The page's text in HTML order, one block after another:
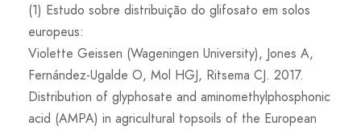
(1) Estudo sobre distribuição do glifosato em solos
europeus:
Violette Geissen (Wageningen University), Jones A,
Fernández-Ugalde O, Mol HGJ, Ritsema CJ. 2017.
Distribution of glyphosate and aminomethylphosphonic
acid (AMPA) in agricultural topsoils of the European